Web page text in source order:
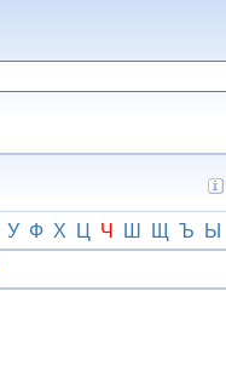
У Ф Х Ц Ч Ш Щ Ъ Ы